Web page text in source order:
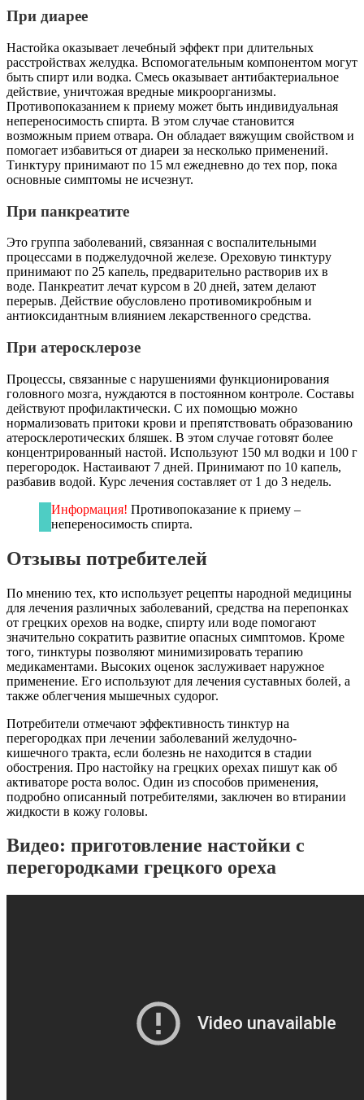
При диарее
Настойка оказывает лечебный эффект при длительных
расстройствах желудка. Вспомогательным компонентом могут
быть спирт или водка. Смесь оказывает антибактериальное
действие, уничтожая вредные микроорганизмы.
Противопоказанием к приему может быть индивидуальная
непереносимость спирта. В этом случае становится
возможным прием отвара. Он обладает вяжущим свойством и
помогает избавиться от диареи за несколько применений.
Тинктуру принимают по 15 мл ежедневно до тех пор, пока
основные симптомы не исчезнут.
При панкреатите
Это группа заболеваний, связанная с воспалительными
процессами в поджелудочной железе. Ореховую тинктуру
принимают по 25 капель, предварительно растворив их в
воде. Панкреатит лечат курсом в 20 дней, затем делают
перерыв. Действие обусловлено противомикробным и
антиоксидантным влиянием лекарственного средства.
При атеросклерозе
Процессы, связанные с нарушениями функционирования
головного мозга, нуждаются в постоянном контроле. Составы
действуют профилактически. С их помощью можно
нормализовать притоки крови и препятствовать образованию
атеросклеротических бляшек. В этом случае готовят более
концентрированный настой. Используют 150 мл водки и 100 г
перегородок. Настаивают 7 дней. Принимают по 10 капель,
разбавив водой. Курс лечения составляет от 1 до 3 недель.
Информация! Противопоказание к приему –
непереносимость спирта.
Отзывы потребителей
По мнению тех, кто использует рецепты народной медицины
для лечения различных заболеваний, средства на перепонках
от грецких орехов на водке, спирту или воде помогают
значительно сократить развитие опасных симптомов. Кроме
того, тинктуры позволяют минимизировать терапию
медикаментами. Высоких оценок заслуживает наружное
применение. Его используют для лечения суставных болей, а
также облегчения мышечных судорог.
Потребители отмечают эффективность тинктур на
перегородках при лечении заболеваний желудочно-
кишечного тракта, если болезнь не находится в стадии
обострения. Про настойку на грецких орехах пишут как об
активаторе роста волос. Один из способов применения,
подробно описанный потребителями, заключен во втирании
жидкости в кожу головы.
Видео: приготовление настойки с
перегородками грецкого ореха